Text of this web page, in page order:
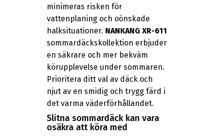
minimeras risken för
vattenplaning och oönskade
halksituationer. NANKANG XR-611
sommardäckskollektion erbjuder
en säkrare och mer bekväm
körupplevelse under sommaren.
Prioritera ditt val av däck och
njut av en smidig och trygg färd i
det varma väderförhållandet.
Slitna sommardäck kan vara
osäkra att köra med